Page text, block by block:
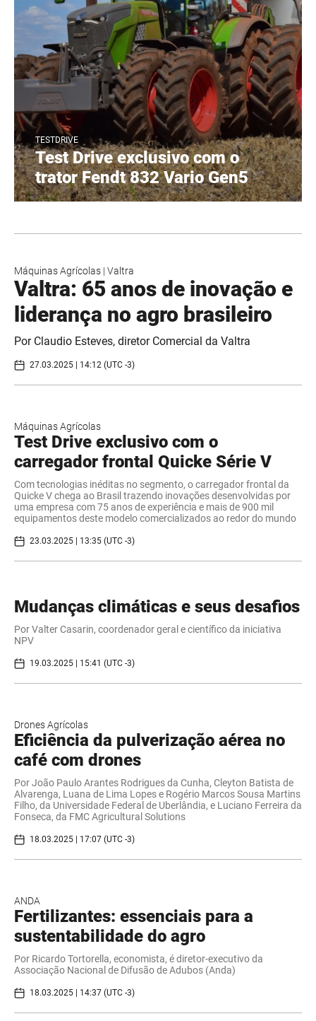
TESTDRIVE
Test Drive exclusivo com o
trator Fendt 832 Vario Gen5
Máquinas Agrícolas | Valtra
Valtra: 65 anos de inovação e
liderança no agro brasileiro
Por Claudio Esteves, diretor Comercial da Valtra
27.03.2025 | 14:12 (UTC -3)
Máquinas Agrícolas
Test Drive exclusivo com o
carregador frontal Quicke Série V
Com tecnologias inéditas no segmento, o carregador frontal da
Quicke V chega ao Brasil trazendo inovações desenvolvidas por
uma empresa com 75 anos de experiência e mais de 900 mil
equipamentos deste modelo comercializados ao redor do mundo
23.03.2025 | 13:35 (UTC -3)
Mudanças climáticas e seus desafios
Por Valter Casarin, coordenador geral e científico da iniciativa
NPV
19.03.2025 | 15:41 (UTC -3)
Drones Agrícolas
Eficiência da pulverização aérea no
café com drones
Por João Paulo Arantes Rodrigues da Cunha, Cleyton Batista de
Alvarenga, Luana de Lima Lopes e Rogério Marcos Sousa Martins
Filho, da Universidade Federal de Uberlândia, e Luciano Ferreira da
Fonseca, da FMC Agricultural Solutions
18.03.2025 | 17:07 (UTC -3)
ANDA
Fertilizantes: essenciais para a
sustentabilidade do agro
Por Ricardo Tortorella, economista, é diretor-executivo da
Associação Nacional de Difusão de Adubos (Anda)
18.03.2025 | 14:37 (UTC -3)